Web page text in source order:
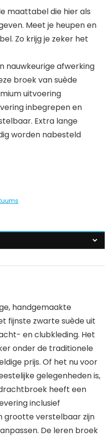
maattabel die hier als
Meet je heupen en
Zo krijg je zeker het
nauwkeurige afwerking
broek van suède
uitvoering
inbegrepen en
Extra lange
worden nabesteld
handgemaakte
fijnste zwarte suède uit
en clubkleding. Het
onder de traditionele
prijs. Of het nu voor
gelegenheden is,
heeft een
inclusief
grootte verstelbaar zijn
De leren broek